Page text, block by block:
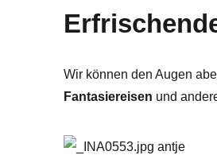
Wir können den Augen
Fantasiereisen und